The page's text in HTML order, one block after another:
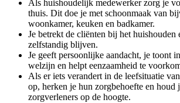
Als huishoudelijk medewerker zorg je
thuis. Dit doe je met schoonmaak van
woonkamer, keuken en badkamer.
Je betrekt de cliënten bij het huishouden
zelfstandig blijven.
Je geeft persoonlijke aandacht, je toont
welzijn en helpt eenzaamheid te
Als er iets verandert in de leefsituatie
op, herken je hun zorgbehoefte en houd
zorgverleners op de hoogte.